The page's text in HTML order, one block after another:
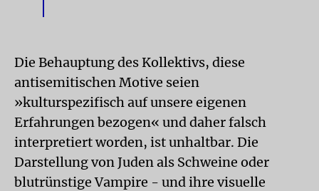
Die Behauptung des Kollektivs, diese
antisemitischen Motive seien
»kulturspezifisch auf unsere eigenen
Erfahrungen bezogen« und daher falsch
interpretiert worden, ist unhaltbar. Die
Darstellung von Juden als Schweine oder
blutrünstige Vampire - und ihre visuelle